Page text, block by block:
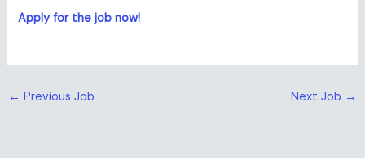
Apply for the job now!
← Previous Job Next Job →